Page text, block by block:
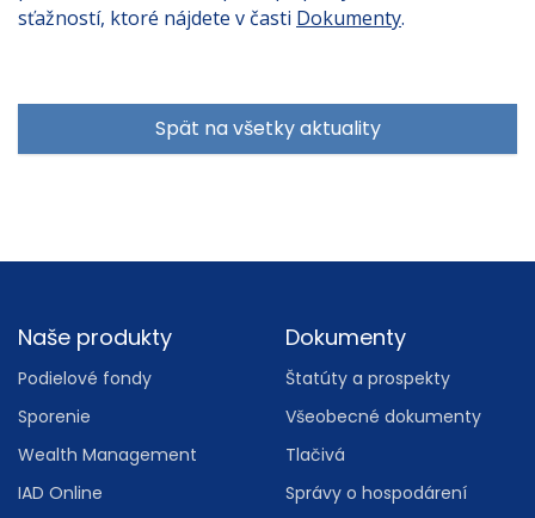
sťažností, ktoré nájdete v časti Dokumenty.
Spät na všetky aktuality
Footer
Naše produkty
Podielové fondy
Sporenie
Wealth Management
IAD Online
Dokumenty
Štatúty a prospekty
Všeobecné dokumenty
Tlačivá
Správy o hospodárení